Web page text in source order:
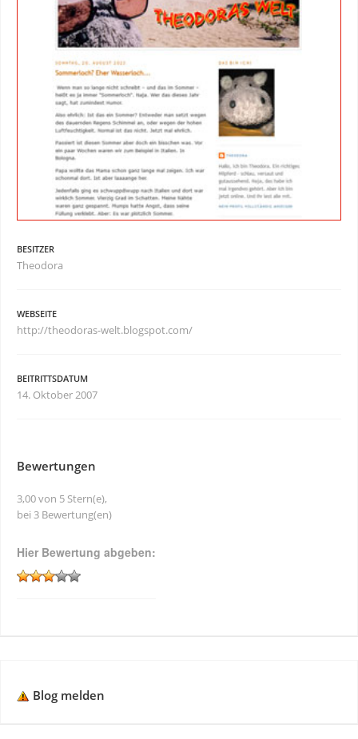
BESITZER
Theodora
WEBSEITE
http://theodoras-welt.blogspot.com/
BEITRITTSDATUM
14. Oktober 2007
Bewertungen
3,00 von 5 Stern(e),
bei 3 Bewertung(en)
Hier Bewertung abgeben:
Blog melden